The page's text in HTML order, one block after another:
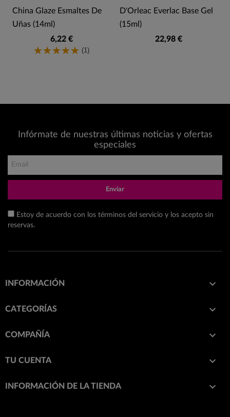
China Glaze Esmaltes De
Uñas (14ml)
6,22 €
(1)
D'Orleac Everlac Base Gel
(15ml)
22,98 €
Infórmate de nuestras últimas noticias y ofertas
especiales
Enviar
Estoy de acuerdo con los términos del servicio y los acepto sin
reservas.
INFORMACIÓN 
CATEGORÍAS 
COMPAÑÍA 
TU CUENTA 
INFORMACIÓN DE LA TIENDA keyboard_arrow_down